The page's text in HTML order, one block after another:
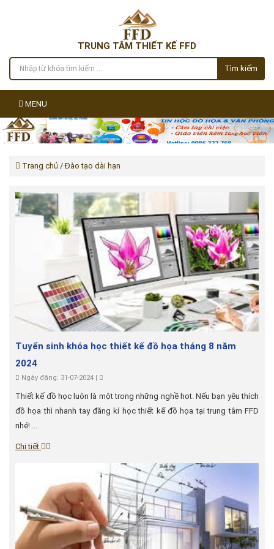
TRUNG TÂM THIẾT KẾ FFD
Tìm kiếm
MENU
Trang chủ / Đào tạo dài hạn
Tuyển sinh khóa học thiết kế đồ họa tháng 8 năm
2024
Ngày đăng: 31-07-2024 |
Thiết kế đồ học luôn là một trong những nghề hot. Nếu bạn yêu thích
đồ họa thì nhanh tay đăng kí học thiết kế đồ họa tại trung tâm FFD
nhé! ...
Chi tiết